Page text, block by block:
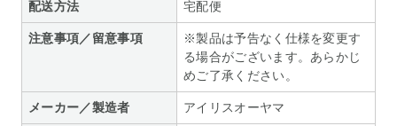
配送方法 宅配便
注意事項／留意事項
※製品は予告なく仕様を変更す
る場合がございます。あらかじ
めご了承ください。
メーカー／製造者 アイリスオーヤマ